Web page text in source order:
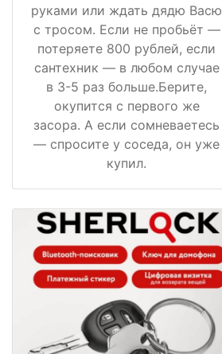
руками или ждать дядю Васю
с тросом. Если не пробьёт —
потеряете 800 рублей, если
сантехник — в любом случае
в 3-5 раз больше.Берите,
окупится с первого же
засора. А если сомневаетесь
— спросите у соседа, он уже
купил.